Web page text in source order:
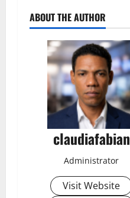
ABOUT THE AUTHOR
claudiafabian
Administrator
Visit Website